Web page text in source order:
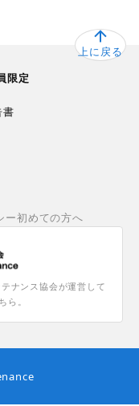
上に戻る
ナンス協会が運営して
ら。
限定
書
ー初めての方へ